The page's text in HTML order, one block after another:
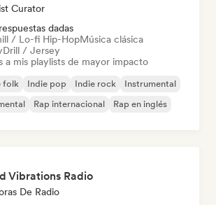
Curator
dadas
/ Lo-fi Hip-HopMúsica clásica
Drill / Jersey
a mis playlists de mayor impacto
folk Indie pop Indie rock
Instrumental
Rap internacional Rap en inglés
Vibrations Radio
De Radio